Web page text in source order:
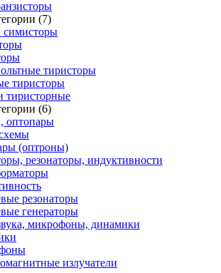
(7)
симисторы
тиристоры
тиристоры
тиристорные
(6)
оптопары
(оптроны)
резонаторы, индуктивности
резонаторы
генераторы
микрофоны, динамики
излучатели